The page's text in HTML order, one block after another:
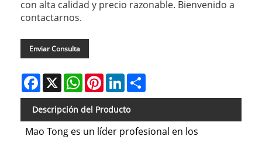
con alta calidad y precio razonable. Bienvenido a
contactarnos.
Enviar Consulta
Facebook
X WhatsAppPinterestLinkedIn
Descripción del Producto
Mao Tong es un líder profesional en los